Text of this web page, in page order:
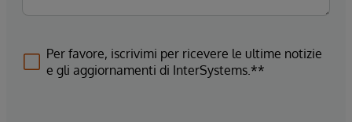
Per favore, iscrivimi per ricevere le ultime notizie
e gli aggiornamenti di InterSystems.**